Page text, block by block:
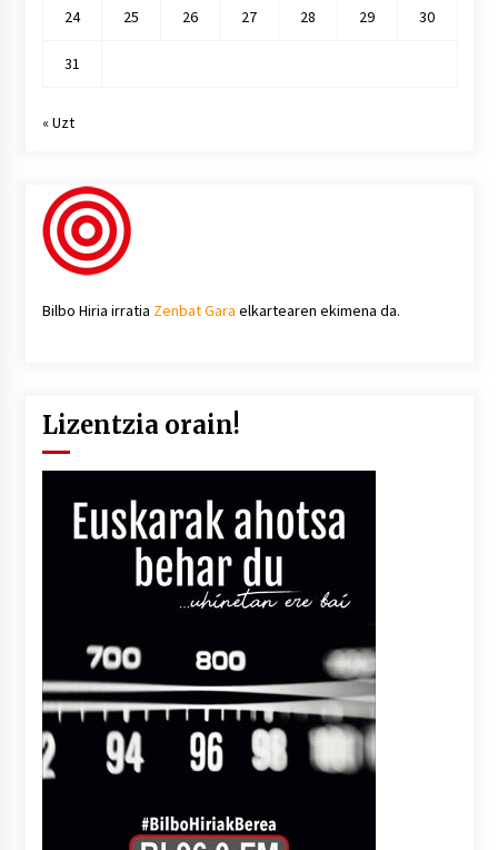
24 25 26 27 28 29 30
31
« Uzt
Bilbo Hiria irratia Zenbat Gara elkartearen ekimena da.
Lizentzia orain!